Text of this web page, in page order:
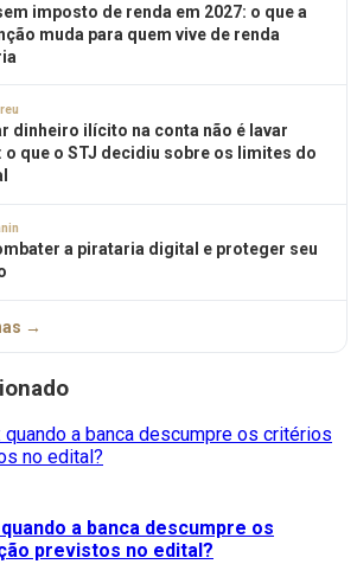
imposto de renda em 2027: o que a
muda para quem vive de renda
dinheiro ilícito na conta não é lavar
o que o STJ decidiu sobre os limites do
a pirataria digital e proteger seu
→
a banca descumpre os
previstos no edital?